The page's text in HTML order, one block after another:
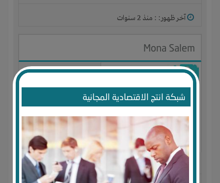
شبكة انتج الاقتصادية المجانية
آخر ظهور: : منذ 2 سنوات
Mona Salem
الجنس : أنثى